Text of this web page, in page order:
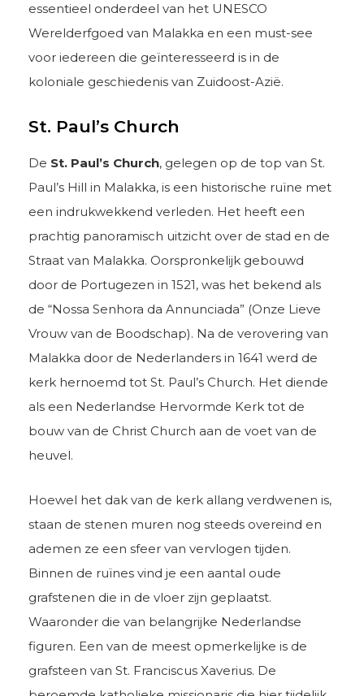
essentieel onderdeel van het UNESCO
Werelderfgoed van Malakka en een must-see
voor iedereen die geïnteresseerd is in de
koloniale geschiedenis van Zuidoost-Azië.
St. Paul’s Church
De St. Paul’s Church, gelegen op de top van St.
Paul’s Hill in Malakka, is een historische ruïne met
een indrukwekkend verleden. Het heeft een
prachtig panoramisch uitzicht over de stad en de
Straat van Malakka. Oorspronkelijk gebouwd
door de Portugezen in 1521, was het bekend als
de “Nossa Senhora da Annunciada” (Onze Lieve
Vrouw van de Boodschap). Na de verovering van
Malakka door de Nederlanders in 1641 werd de
kerk hernoemd tot St. Paul’s Church. Het diende
als een Nederlandse Hervormde Kerk tot de
bouw van de Christ Church aan de voet van de
heuvel.
Hoewel het dak van de kerk allang verdwenen is,
staan de stenen muren nog steeds overeind en
ademen ze een sfeer van vervlogen tijden.
Binnen de ruïnes vind je een aantal oude
grafstenen die in de vloer zijn geplaatst.
Waaronder die van belangrijke Nederlandse
figuren. Een van de meest opmerkelijke is de
grafsteen van St. Franciscus Xaverius. De